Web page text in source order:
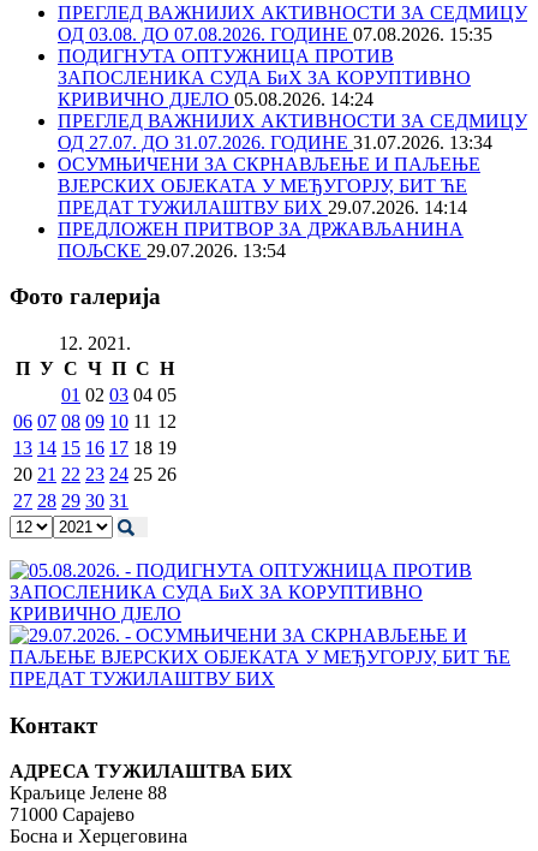
ПРЕГЛЕД ВАЖНИЈИХ АКТИВНОСТИ ЗА СЕДМИЦУ
ОД 03.08. ДО 07.08.2026. ГОДИНЕ 07.08.2026. 15:35
ПОДИГНУТА ОПТУЖНИЦА ПРОТИВ
ЗАПОСЛЕНИКА СУДА БиХ ЗА КОРУПТИВНО
КРИВИЧНО ДЈЕЛО 05.08.2026. 14:24
ПРЕГЛЕД ВАЖНИЈИХ АКТИВНОСТИ ЗА СЕДМИЦУ
ОД 27.07. ДО 31.07.2026. ГОДИНЕ 31.07.2026. 13:34
ОСУМЊИЧЕНИ ЗА СКРНАВЉЕЊЕ И ПАЉЕЊЕ
ВЈЕРСКИХ ОБЈЕКАТА У МЕЂУГОРЈУ, БИТ ЋЕ
ПРЕДАТ ТУЖИЛАШТВУ БИХ 29.07.2026. 14:14
ПРЕДЛОЖЕН ПРИТВОР ЗА ДРЖАВЉАНИНА
ПОЉСКЕ 29.07.2026. 13:54
Фото галерија
12. 2021.
П У С Ч П С Н
01 02 03 04 05
06 07 08 09 10 11 12
13 14 15 16 17 18 19
20 21 22 23 24 25 26
27 28 29 30 31
Контакт
АДРЕСА ТУЖИЛАШТВА БИХ
Краљице Јелене 88
71000 Сарајево
Босна и Херцеговина